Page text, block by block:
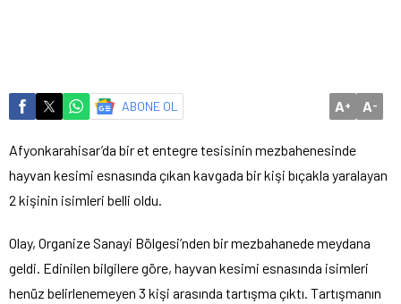
ABONE OL A+ A-
Afyonkarahisar’da bir et entegre tesisinin mezbahenesinde
hayvan kesimi esnasında çıkan kavgada bir kişi bıçakla yaralayan
2 kişinin isimleri belli oldu.
Olay, Organize Sanayi Bölgesi’nden bir mezbahanede meydana
geldi. Edinilen bilgilere göre, hayvan kesimi esnasında isimleri
henüz belirlenemeyen 3 kişi arasında tartışma çıktı. Tartışmanın